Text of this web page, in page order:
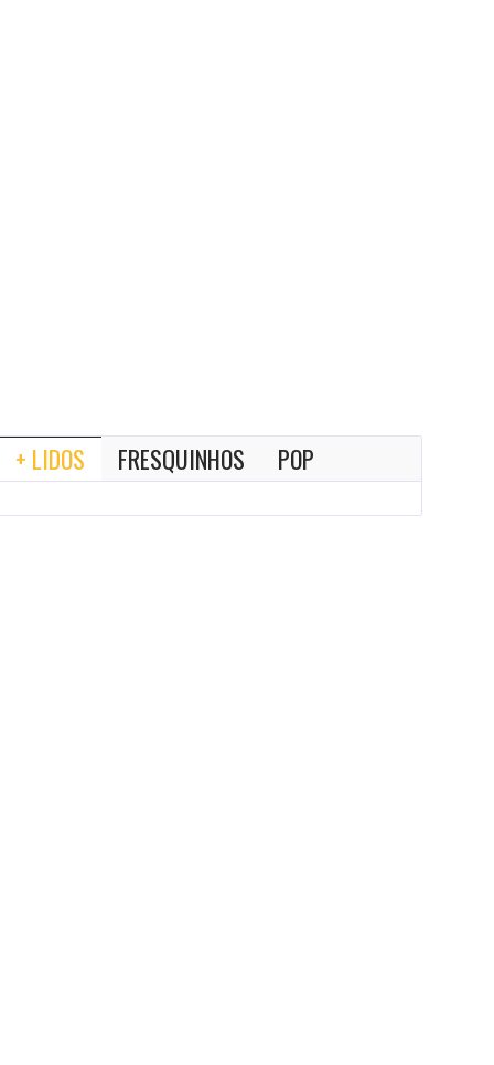
+ LIDOS FRESQUINHOS POP